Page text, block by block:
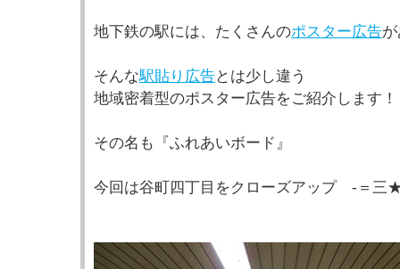
地下鉄の駅には、たくさんのポスター広告
そんな駅貼り広告とは少し違う
地域密着型のポスター広告をご紹介します！
その名も『ふれあいボード』
今回は谷町四丁目をクローズアップ ‐＝三